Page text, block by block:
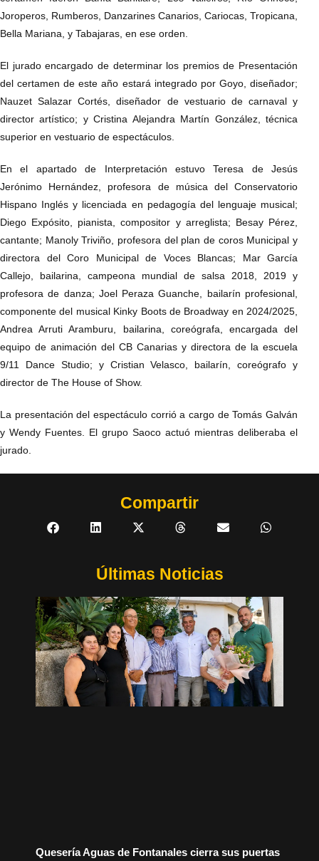
Joroperos, Rumberos, Danzarines Canarios, Cariocas, Tropicana,
Bella Mariana, y Tabajaras, en ese orden.
El jurado encargado de determinar los premios de Presentación
del certamen de este año estará integrado por Goyo, diseñador;
Nauzet Salazar Cortés, diseñador de vestuario de carnaval y
director artístico; y Cristina Alejandra Martín González, técnica
superior en vestuario de espectáculos.
En el apartado de Interpretación estuvo Teresa de Jesús
Jerónimo Hernández, profesora de música del Conservatorio
Hispano Inglés y licenciada en pedagogía del lenguaje musical;
Diego Expósito, pianista, compositor y arreglista; Besay Pérez,
cantante; Manoly Triviño, profesora del plan de coros Municipal y
directora del Coro Municipal de Voces Blancas; Mar García
Callejo, bailarina, campeona mundial de salsa 2018, 2019 y
profesora de danza; Joel Peraza Guanche, bailarín profesional,
componente del musical Kinky Boots de Broadway en 2024/2025,
Andrea Arruti Aramburu, bailarina, coreógrafa, encargada del
equipo de animación del CB Canarias y directora de la escuela
9/11 Dance Studio; y Cristian Velasco, bailarín, coreógrafo y
director de The House of Show.
La presentación del espectáculo corrió a cargo de Tomás Galván
y Wendy Fuentes. El grupo Saoco actuó mientras deliberaba el
jurado.
Compartir
Últimas Noticias
Quesería Aguas de Fontanales cierra sus puertas